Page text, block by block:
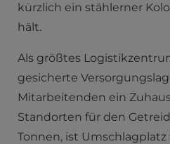
kürzlich ein stählerner
hält.
Als größtes
gesicherte
Mitarbeitenden ein
Standorten für den
Tonnen, ist